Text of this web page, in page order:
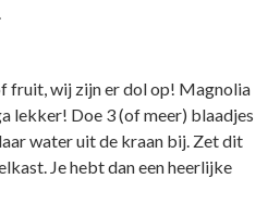
fruit, wij zijn er dol op! Magnolia
lekker! Doe 3 (of meer) blaadjes
water uit de kraan bij. Zet dit
Je hebt dan een heerlijke